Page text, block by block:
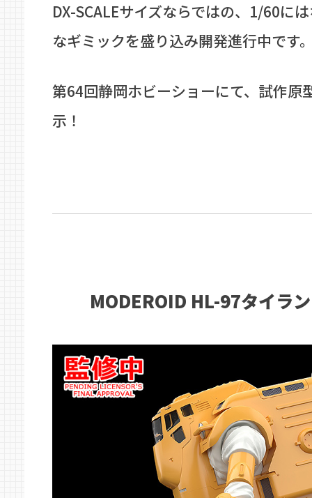
DX-SCALEサイズならではの、1/60に
なギミックを盛り込み開発進行中です
第64回静岡ホビーショーにて、試作原
示！
MODEROID HL-97タイラ